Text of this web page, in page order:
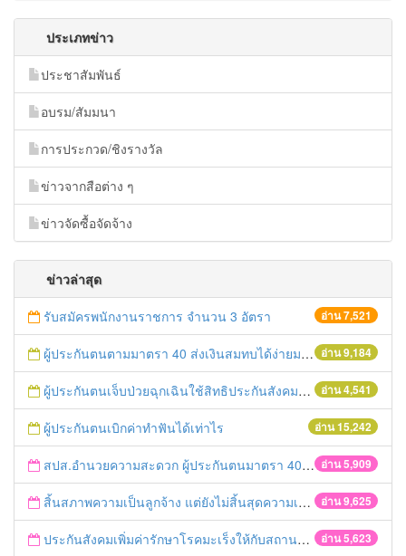
ประเภทข่าว
ประชาสัมพันธ์
อบรม/สัมมนา
การประกวด/ชิงรางวัล
ข่าวจากสือต่าง ๆ
ข่าวจัดซื้อจัดจ้าง
ข่าวล่าสุด
อ่าน 7,521
รับสมัครพนักงานราชการ จำนวน 3 อัตรา
อ่าน 9,184
ผู้ประกันตนตามมาตรา 40 ส่งเงินสมทบได้ง่ายมาก
อ่าน 4,541
ผู้ประกันตนเจ็บป่วยฉุกเฉินใช้สิทธิประกันสังคมได้ทุกที่ทุกเวลา
อ่าน 15,242
ผู้ประกันตนเบิกค่าทำฟันได้เท่าไร
อ่าน 5,909
สปส.อำนวยความสะดวก ผู้ประกันตนมาตรา 40 ชำระเงินสมทบผ่านเคาเตอร์เซอร์วิส
อ่าน 9,625
สิ้นสภาพความเป็นลูกจ้าง แต่ยังไม่สิ้นสุดความเป็นผู้ประกันตน
อ่าน 5,623
ประกันสังคมเพิ่มค่ารักษาโรคมะเร็งให้กับสถานพยาบาล